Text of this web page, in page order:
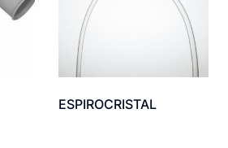
ESPIROCRISTAL